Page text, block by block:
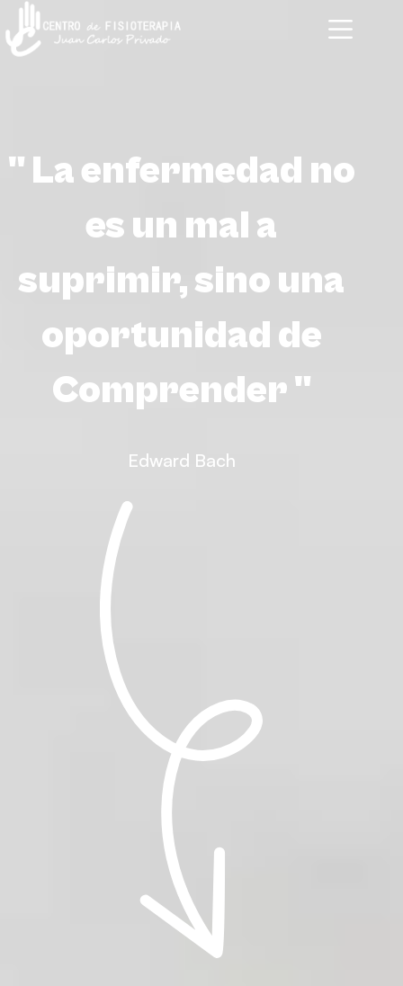
" La enfermedad no
es un mal a
suprimir, sino una
oportunidad de
Comprender "
Edward Bach